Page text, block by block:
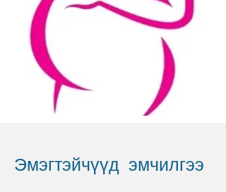
Эмэгтэйчүүд эмчилгээ